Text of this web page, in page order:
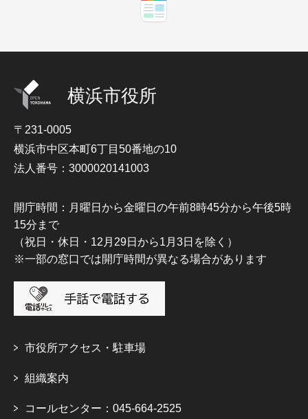
横浜市役所
〒231-0005
横浜市中区本町6丁目50番地の10
法人番号：3000020141003
開庁時間：月曜日から金曜日の午前8時45分から午後5時
15分まで
（祝日・休日・12月29日から1月3日を除く）
※一部の窓口では開庁時間が異なる場合があります
市役所アクセス・駐車場
組織案内
コールセンター：045-664-2525